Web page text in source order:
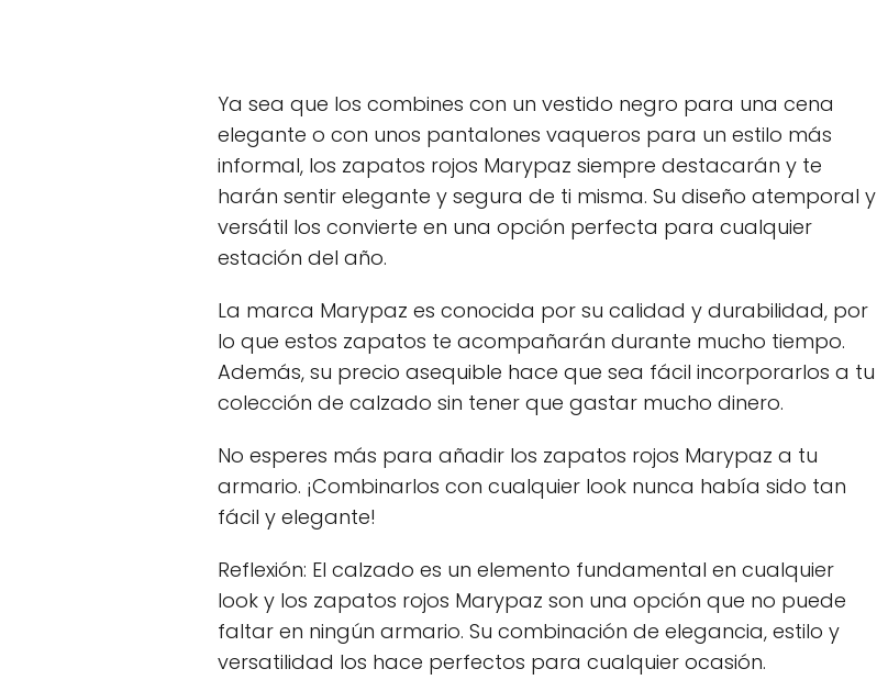
Ya sea que los combines con un vestido negro para una cena
elegante o con unos pantalones vaqueros para un estilo más
informal, los zapatos rojos Marypaz siempre destacarán y te
harán sentir elegante y segura de ti misma. Su diseño atemporal y
versátil los convierte en una opción perfecta para cualquier
estación del año.
La marca Marypaz es conocida por su calidad y durabilidad, por
lo que estos zapatos te acompañarán durante mucho tiempo.
Además, su precio asequible hace que sea fácil incorporarlos a tu
colección de calzado sin tener que gastar mucho dinero.
No esperes más para añadir los zapatos rojos Marypaz a tu
armario. ¡Combinarlos con cualquier look nunca había sido tan
fácil y elegante!
Reflexión: El calzado es un elemento fundamental en cualquier
look y los zapatos rojos Marypaz son una opción que no puede
faltar en ningún armario. Su combinación de elegancia, estilo y
versatilidad los hace perfectos para cualquier ocasión.